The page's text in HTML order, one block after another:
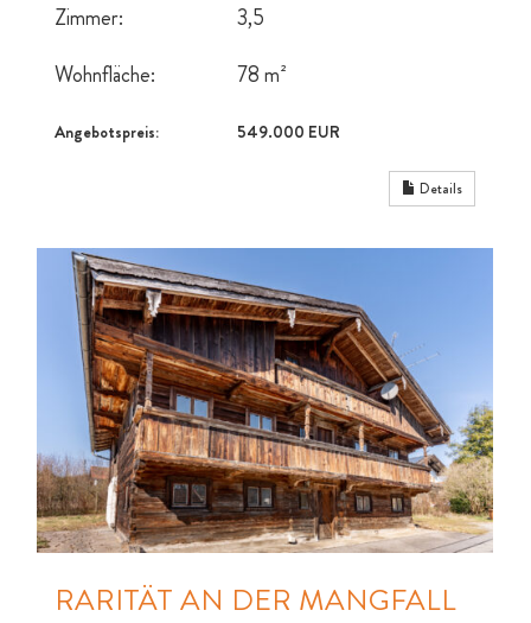
Zimmer:
3,5
Wohnfläche:
78 m²
Angebotspreis: 549.000 EUR
Details
RARITÄT AN DER MANGFALL